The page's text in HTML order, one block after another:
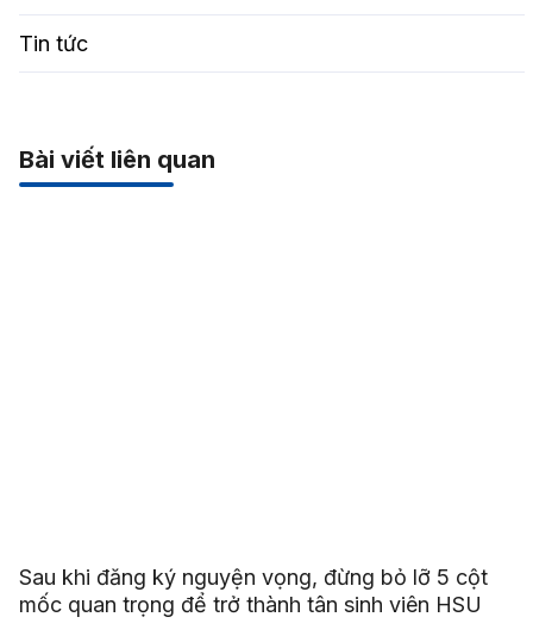
Tin tức
Bài viết liên quan
Sau khi đăng ký nguyện vọng, đừng bỏ lỡ 5 cột
mốc quan trọng để trở thành tân sinh viên HSU